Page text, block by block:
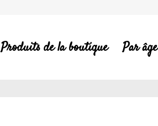
Produits de la boutique Par âge